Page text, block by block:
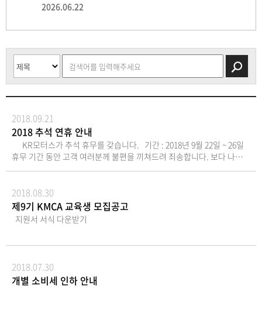
흡수합병하기로 결정하였습니다. 위 흡수합병은 상
여, 주주총회의 승인을 이사회의 승인으로 갈음하고자
관 제14조에 의거하여, 2026년 8월 11일을 기준으로
주주명부에 기재되어 있는 주주에게 위 흡수합병을 소
규모합병으로 진행하는 것에 대한 반대의
2026년7월 27일 케이알모터스 주식회사 경
재경
2026.07.27
년 07월 07일(화)(주식병합 효력발생일) 당사의 액면금
주식 1주로 병합됨을 공고합니다. 1. 주식병합의 목
가치 제고2. 주식병합 내용: 액면가 500원의 보통주 5
주를 액면가 2,500원의 보통주 1주로 병합 구분 병합
전 병합 후 주식의 종류 보통주 보통주 1주당 액면가액
036 3. 주식병합의 일정 구분 일정 주주총회 예정일 20
월 03일(금) ~ 2026년 07월 27일(월) 신주배정 기준일 2
026년 07월 06일(월) 신주(주식병합)효력발생일 2026
년 07월 07일(화) 신주권상장예정일 2026년 07월 28일
(화) 4. 단수주 처리방법: 주식의 병합으로 발생하는 1
주미만 단주는 신주상장 초일 종가로 계산하여 현금지
법규의 적용, 관계기관과의 협의 과정 및 주주총회 결
의 과정에서 일부 변경될 수 있음 ※ 주식∙ 사채 등의
전자등록에 관한 법률 제65조에 따라 구주권제출공고
2026.06.22
여 주시기 바라며,의결권 있는 발행주식총수의 100분
조의4 및 당사 정관 제21조에 의거 본 공고로 소집통지
일 시 : 2026년 6월 19일(금) 오전 09시 00분2. 장 소 :
경상남도 창원시 성산구 완암로 28 케이알모터스 주식
회사 대강당3. 회의목적사항 가 . 의결사항(부의안
일부 변경의 건4. 경영참고사항 비치상법 제542조의4
회, 한국거래소 및 한국예탁결제원 증권대행부에 비치
하오니 참고하시기 바랍니다. 5. 실질주주의 의결권 행
사에 관한 사항한국예탁결제원의 의결권 행사 제도가
폐지됨에 따라 금번 주주총회에서는 한국예탁결제원
이 주주님들의 의결권을 행사할 수 없습니다. 따라서
으로 행사하시거나, 대리인에 위임하여 의결권을 간접
적으로 행사하실 수 있습니다. 6. 주주총회 참석시 준
비물-직접행사 : 신분증-대리행사 : 위임장(주주와 대
지급하지 않습니다. 2026년 6
월 4일 KR모터스 주식회사
대표이사 정 재 경 (직인생략)
2026.06.04
이하의 주식을 소유한 소액주주에게는 상법 제542조
를 갈음하오니 양지하여 주시기 바랍니다. - 다
2026년 05월 26일)
2026.05.11
총수의 100분의1 이하의 주식을 소유한 소액주주에게
고로 소집통지를 갈음하오니 양지하여 주시기 바랍니
0분2. 장 소 : 경상남도 창원시 성산구 완암로 28 케이
알모터스 주식회사 대강당3. 보고사항 1) 감사보고 2)
내부회계관리제도 운영실태보고 3) 영업보고4. 부의
인의 건제2호 의안 : 이사 선임의 건 (신임 기타
(신임 감사 강동균 1명)제4호 의안 : 이사 보수한도
승인의 건제5호 의안 : 감사 보수한도 승인의 건5. 경영
참고사항 비치상법 제542조의4에 의거, 당사의 사업
개요·경영현황 등을 당사에 비치하고 금융감독원 또
는 한국거래소가 운용하는 전자공시시스템(http://da
바랍니다.6. 실질주주의 의결권 행사에 관한 사항한국
예탁결제원의 의결권 행사 제도가 폐지됨에 따라 금번
주주총회에서는 한국예탁결제원이 주주님들의 의결
수 있습니다.7. 전자투표에 관한 사항당사는 주주님께
서 주주총회에 직접 참석하지 않고도 의결권을 행사하
실 수 있도록 전자투표제도 (상법 제368조의4)를 활용
2026.03.13
2018.09.21
2018 추석 연휴 안내
KR모터스가 추석 휴무를 갖습니다. 기간 : 2018년 9월 22일 ~ 26일
휴무 기간 동안 고객 여러분께 불편을 끼쳐드려 죄송합니다. 보다 나은
서비스로 보답하도록 하겠습니다. 한가위 보름달같은 풍성함과 행복을
2018.08.30
제9기 KMCA 교육생 모집공고
지원서 서식 다운받기
2018.07.30
개별 소비세 인하 안내